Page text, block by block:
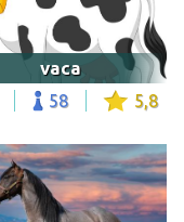
vaca
58 5,8